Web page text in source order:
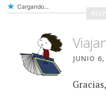
Cargando...
JUNIO